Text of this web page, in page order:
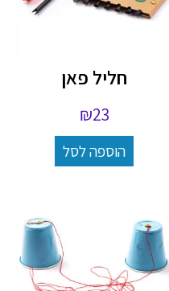
חליל פאן
₪23
הוספה לסל